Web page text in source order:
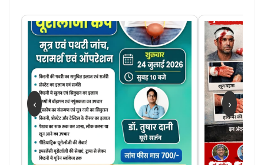
‹ ›